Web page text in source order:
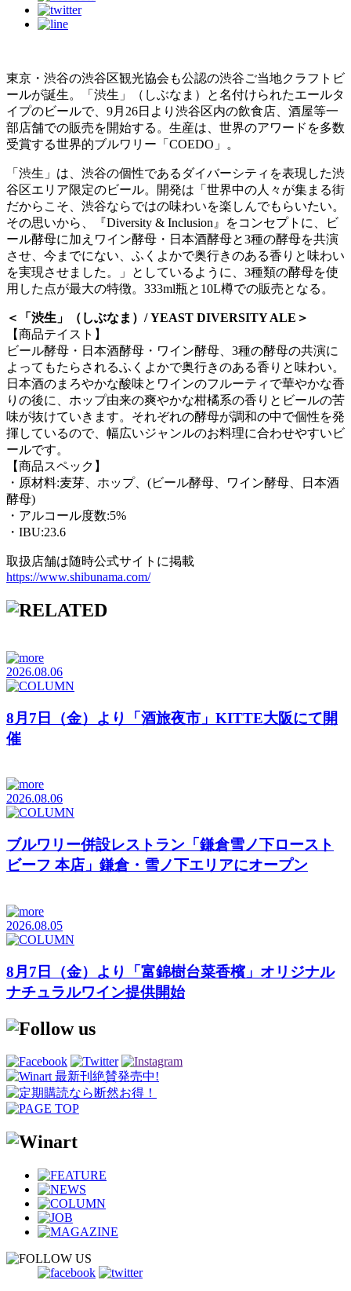
東京・渋谷の渋谷区観光協会も公認の渋谷ご当地クラフトビ
ールが誕生。「渋生」（しぶなま）と名付けられたエールタ
イプのビールで、9月26日より渋谷区内の飲食店、酒屋等一
部店舗での販売を開始する。生産は、世界のアワードを多数
受賞する世界的ブルワリー「COEDO」。
「渋生」は、渋谷の個性であるダイバーシティを表現した渋
谷区エリア限定のビール。開発は「世界中の人々が集まる街
だからこそ、渋谷ならではの味わいを楽しんでもらいたい。
その思いから、『Diversity & Inclusion』をコンセプトに、ビ
ール酵母に加えワイン酵母・日本酒酵母と3種の酵母を共演
させ、今までにない、ふくよかで奥行きのある香りと味わい
を実現させました。」としているように、3種類の酵母を使
用した点が最大の特徴。333ml瓶と10L樽での販売となる。
＜「渋生」（しぶなま）/ YEAST DIVERSITY ALE＞
【商品テイスト】
ビール酵母・日本酒酵母・ワイン酵母、3種の酵母の共演に
よってもたらされるふくよかで奥行きのある香りと味わい。
日本酒のまろやかな酸味とワインのフルーティで華やかな香
りの後に、ホップ由来の爽やかな柑橘系の香りとビールの苦
味が抜けていきます。それぞれの酵母が調和の中で個性を発
揮しているので、幅広いジャンルのお料理に合わせやすいビ
ールです。
【商品スペック】
・原材料:麦芽、ホップ、(ビール酵母、ワイン酵母、日本酒
酵母)
・アルコール度数:5%
・IBU:23.6
取扱店舗は随時公式サイトに掲載
https://www.shibunama.com/
2026.08.06
8月7日（金）より「酒旅夜市」KITTE大阪にて開
催
2026.08.06
ブルワリー併設レストラン「鎌倉雪ノ下ロースト
ビーフ 本店」鎌倉・雪ノ下エリアにオープン
2026.08.05
8月7日（金）より「富錦樹台菜香檳」オリジナル
ナチュラルワイン提供開始